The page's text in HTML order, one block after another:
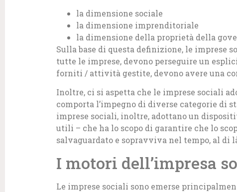
la dimensione sociale
la dimensione imprenditoriale
la dimensione della proprietà della
Sulla base di questa definizione, le imprese
tutte le imprese, devono perseguire un
forniti / attività gestite, devono avere una
Inoltre, ci si aspetta che le imprese sociali
comporta l’impegno di diverse categorie di
imprese sociali, inoltre, adottano un
utili – che ha lo scopo di garantire che lo
salvaguardato e sopravviva nel tempo, al di
I motori dell’impresa
Le imprese sociali sono emerse